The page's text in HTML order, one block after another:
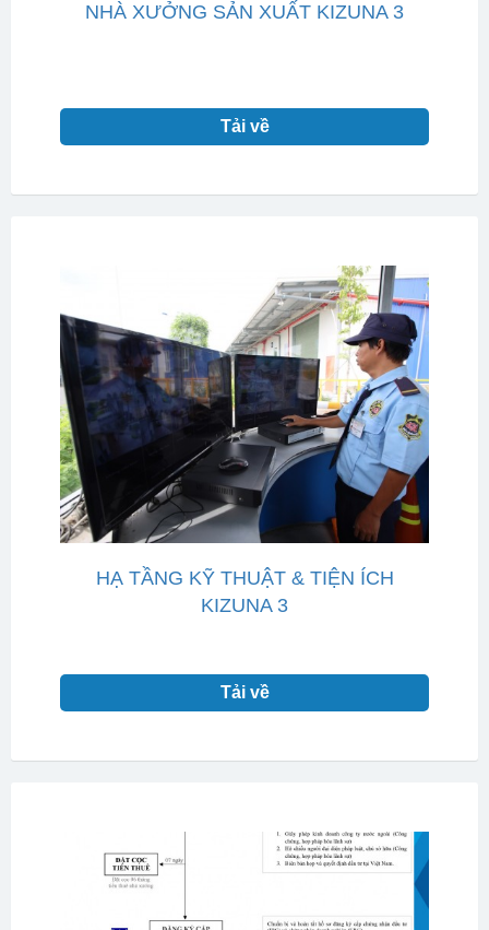
NHÀ XƯỞNG SẢN XUẤT KIZUNA 3
Tải về
HẠ TẦNG KỸ THUẬT & TIỆN ÍCH
KIZUNA 3
Tải về